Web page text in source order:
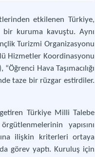
etkilenen Türkiye,
bir kuruma kavuştu. Aynı
Turizmi Organizasyonu
Hizmetler Koordinasyonu
Hava Taşımacılığı
taze bir rüzgar estirdiler.
Türkiye Milli Talebe
yapısını
ilişkin kriterleri ortaya
görev yaptı. Kuruluş için